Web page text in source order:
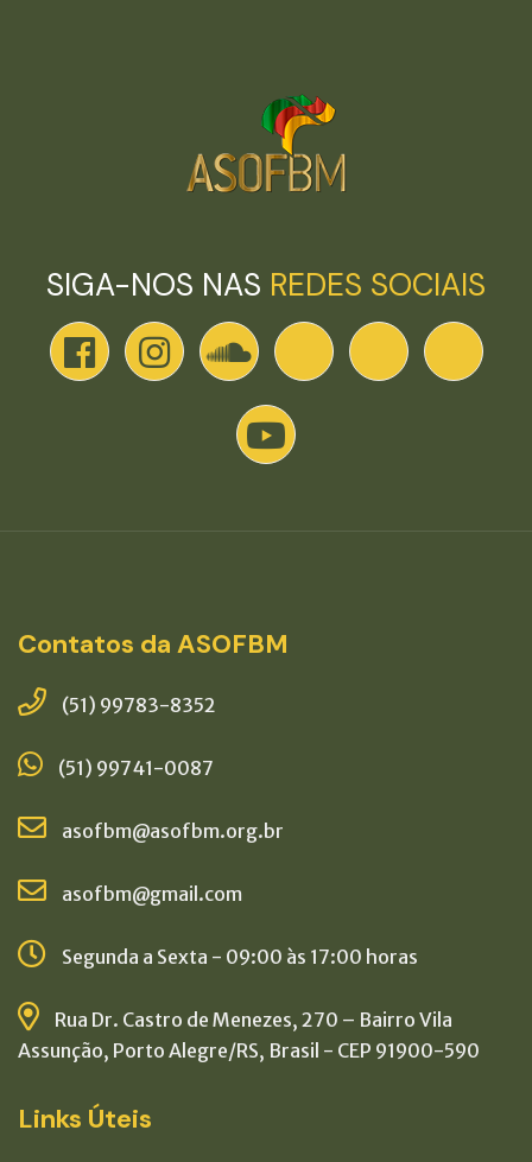
SIGA-NOS NAS REDES SOCIAIS
Contatos da ASOFBM
(51) 99783-8352
(51) 99741-0087
asofbm@asofbm.org.br
asofbm@gmail.com
Segunda a Sexta - 09:00 às 17:00 horas
Rua Dr. Castro de Menezes, 270 – Bairro Vila
Assunção, Porto Alegre/RS, Brasil - CEP 91900-590
Links Úteis